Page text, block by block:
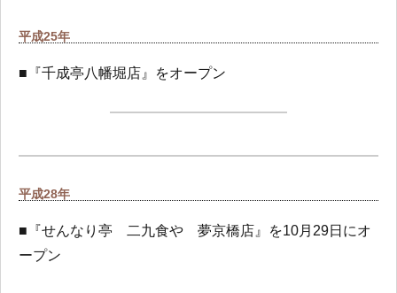
平成25年
■『千成亭八幡堀店』をオープン
平成28年
■『せんなり亭 二九食や 夢京橋店』を10月29日にオ
ープン